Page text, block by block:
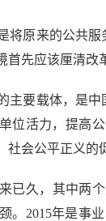
原来的公共服
首先应该厘清
要载体，是中
位活力，提高
社会公平正义的
久，其中两个
。2015年是事